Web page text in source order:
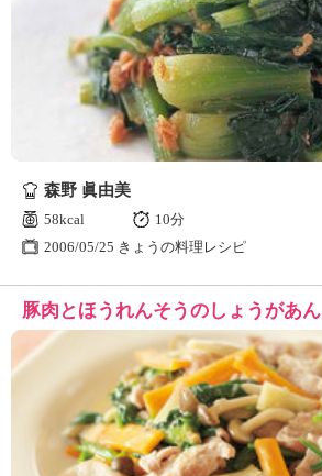
デ
ュ
ケ
ー
シ
ョ
ナ
ん
の
き
ょ
う
の
料
理
」
森野 眞由美
58kcal
10分
2006/05/25 きょうの料理レシピ
豚肉とほうれんそうのしょうがあん